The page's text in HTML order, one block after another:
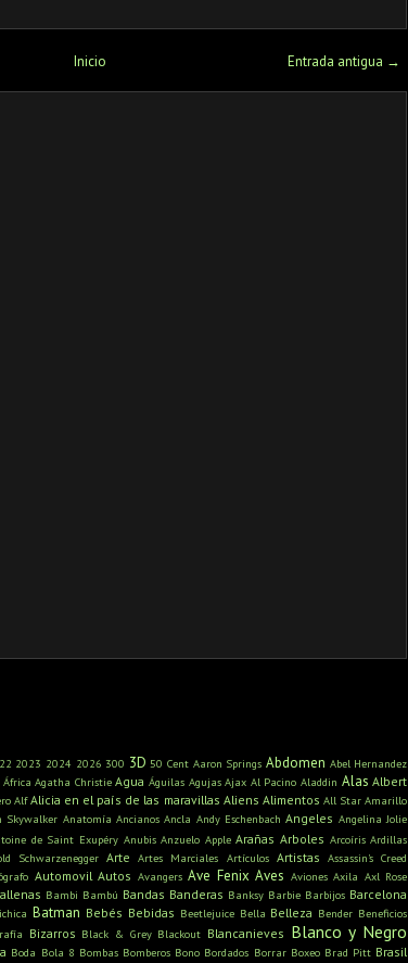
Entrada antigua →
Inicio
2023 2024 2026 300 3D 50 Cent Aaron Springs Abdomen Abel Hernandez
África Agatha Christie Agua Águilas Agujas Ajax Al Pacino Aladdin Alas Albert
Alf Alicia en el país de las maravillas Aliens Alimentos All Star Amarillo
Skywalker Anatomía Ancianos Ancla Andy Eschenbach Angeles Angelina Jolie
de Saint Exupéry Anubis Anzuelo Apple Arañas Arboles Arcoíris Ardillas
Schwarzenegger Arte Artes Marciales Artículos Artistas Assassin's Creed
Automovil Autos Avangers Ave Fenix Aves Aviones Axila Axl Rose
Bambi Bambú Bandas Banderas Banksy Barbie Barbijos Barcelona
Batman Bebés Bebidas Beetlejuice Bella Belleza Bender Beneficios
Bizarros Black & Grey Blackout Blancanieves Blanco y Negro
Boda Bola 8 Bombas Bomberos Bono Bordados Borrar Boxeo Brad Pitt Brasil